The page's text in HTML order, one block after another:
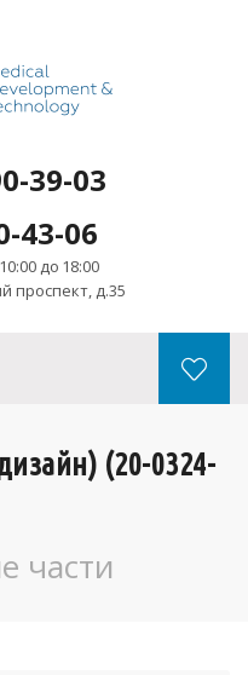
39-03
43-06
до 18:00
проспект, д.35
(20-0324-
части